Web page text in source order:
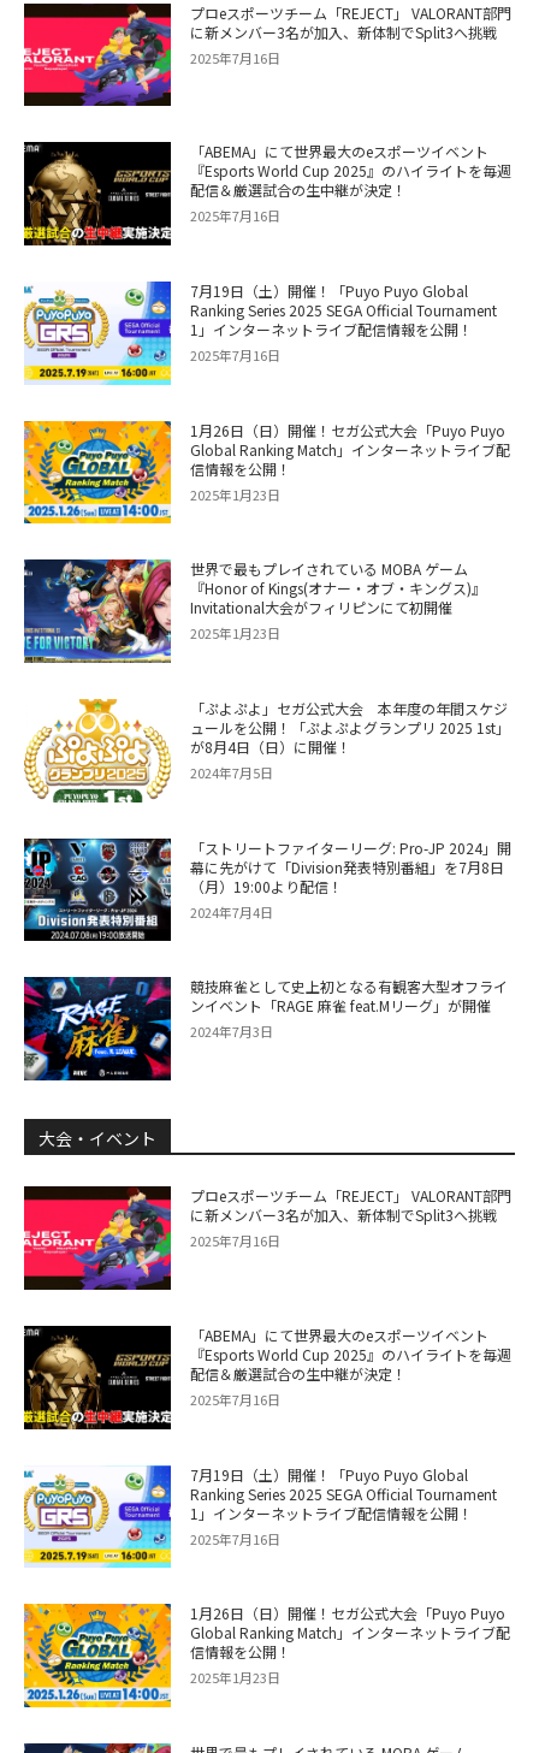
プロeスポーツチーム「REJECT」 VALORANT部門
に新メンバー3名が加入、新体制でSplit3へ挑戦
2025年7月16日
「ABEMA」にて世界最大のeスポーツイベント
『Esports World Cup 2025』のハイライトを毎週
配信＆厳選試合の生中継が決定！
2025年7月16日
7月19日（土）開催！「Puyo Puyo Global
Ranking Series 2025 SEGA Official Tournament
1」インターネットライブ配信情報を公開！
2025年7月16日
1月26日（日）開催！セガ公式大会「Puyo Puyo
Global Ranking Match」インターネットライブ配
信情報を公開！
2025年1月23日
世界で最もプレイされている MOBA ゲーム
『Honor of Kings(オナー・オブ・キングス)』
Invitational大会がフィリピンにて初開催
2025年1月23日
「ぷよぷよ」セガ公式大会 本年度の年間スケジ
ュールを公開！「ぷよぷよグランプリ 2025 1st」
が8月4日（日）に開催！
2024年7月5日
「ストリートファイターリーグ: Pro-JP 2024」開
幕に先がけて「Division発表特別番組」を7月8日
（月）19:00より配信！
2024年7月4日
競技麻雀として史上初となる有観客大型オフライ
ンイベント「RAGE 麻雀 feat.Mリーグ」が開催
2024年7月3日
大会・イベント
プロeスポーツチーム「REJECT」 VALORANT部門
に新メンバー3名が加入、新体制でSplit3へ挑戦
2025年7月16日
「ABEMA」にて世界最大のeスポーツイベント
『Esports World Cup 2025』のハイライトを毎週
配信＆厳選試合の生中継が決定！
2025年7月16日
7月19日（土）開催！「Puyo Puyo Global
Ranking Series 2025 SEGA Official Tournament
1」インターネットライブ配信情報を公開！
2025年7月16日
1月26日（日）開催！セガ公式大会「Puyo Puyo
Global Ranking Match」インターネットライブ配
信情報を公開！
2025年1月23日